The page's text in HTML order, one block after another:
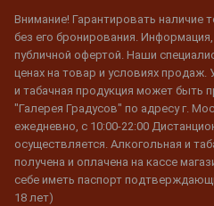
Внимание! Гарантировать наличие
без его бронирования. Информация,
публичной офертой. Наши
ценах на товар и условиях
и табачная продукция может быть
"Галерея Градусов" по адресу г.
ежедневно, с 10:00-22:00
осуществляется. Алкогольная и
получена и оплачена на кассе
себе иметь паспорт
18 лет)